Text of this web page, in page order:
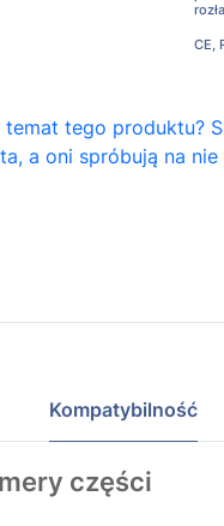
CE,
temat tego produktu?
a oni spróbują na
Kompatybilność
części